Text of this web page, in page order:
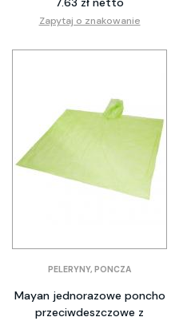
Zapytaj o znakowanie
PELERYNY, PONCZA
Mayan jednorazowe poncho
przeciwdeszczowe z